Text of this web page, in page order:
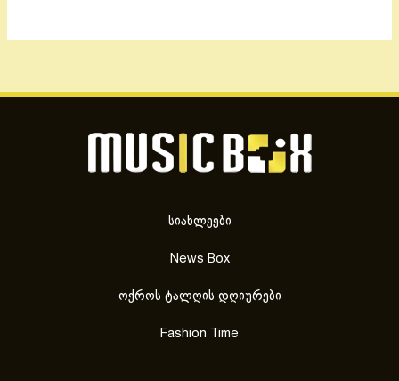
სიახლეები
News Box
ოქროს ტალღის დღიურები
Fashion Time